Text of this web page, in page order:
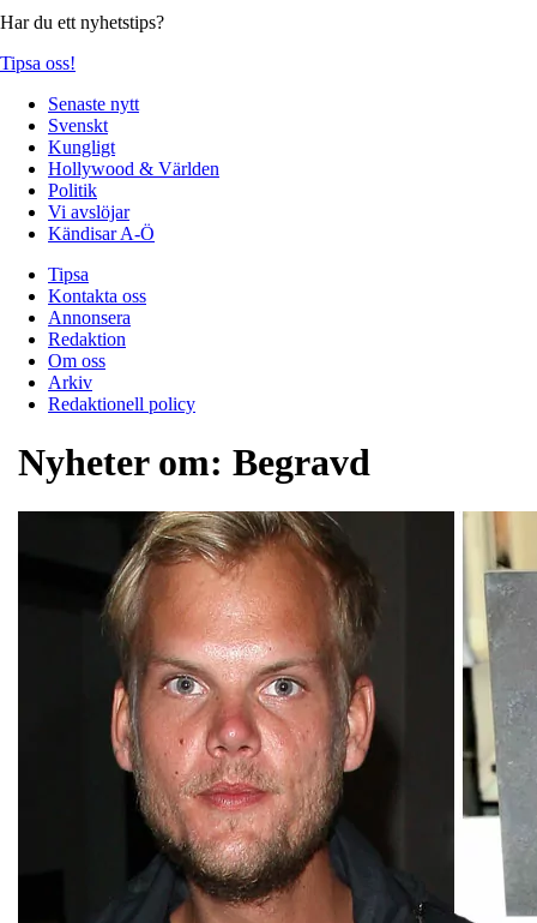
Har du ett nyhetstips?
Tipsa oss!
Senaste nytt
Svenskt
Kungligt
Hollywood & Världen
Politik
Vi avslöjar
Kändisar A-Ö
Tipsa
Kontakta oss
Annonsera
Redaktion
Om oss
Arkiv
Redaktionell policy
Nyheter om: Begravd